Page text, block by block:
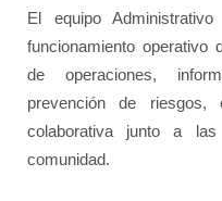
El equipo
funcionamiento operativo
de operaciones,
prevención de
colaborativa junto a
comunidad.